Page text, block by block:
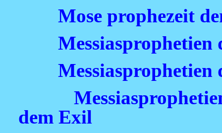
Mose prophezeit
Messiasprophetien
Messiasprophetien
dem Exil